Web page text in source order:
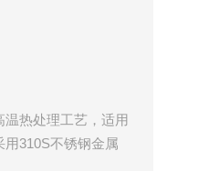
热处理工艺，适用
310S不锈钢金属